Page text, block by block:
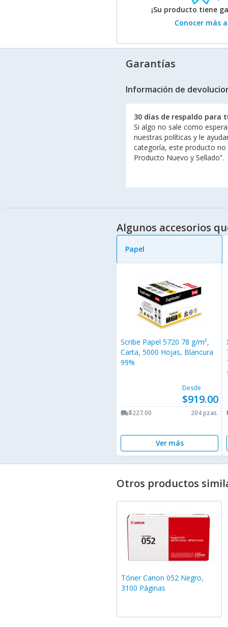
¡Su producto tiene
Conocer más
Garantías
Información de
30 días de respaldo para
Si algo no sale como
nuestras políticas y le
categoría, este producto
Producto Nuevo y Sellado”.
Algunos accesorios
Papel
Scribe Papel 5720 78 g/m²,
Carta, 5000 Hojas, Blancura
99%
Desde
$919.00
local_shipping$227.00 204 pzas.
Ver más
Otros productos
Tóner Canon 052 Negro,
3100 Páginas